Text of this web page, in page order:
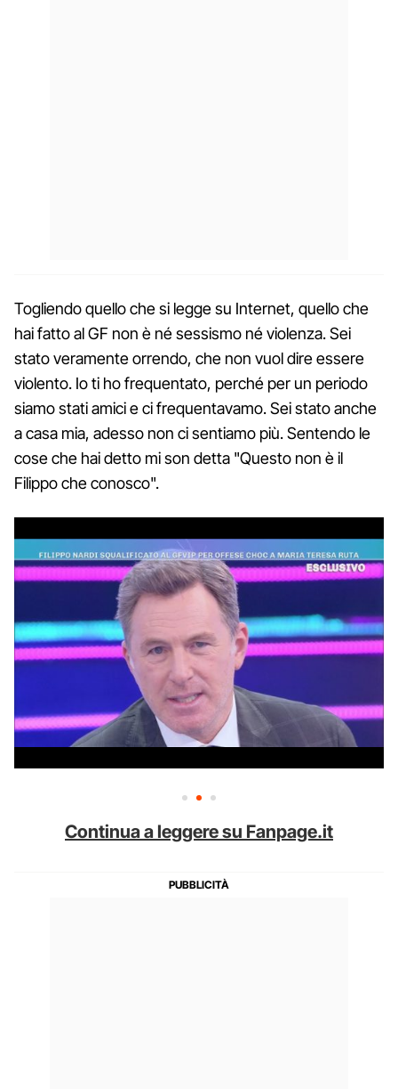
Togliendo quello che si legge su Internet, quello che
hai fatto al GF non è né sessismo né violenza. Sei
stato veramente orrendo, che non vuol dire essere
violento. Io ti ho frequentato, perché per un periodo
siamo stati amici e ci frequentavamo. Sei stato anche
a casa mia, adesso non ci sentiamo più. Sentendo le
cose che hai detto mi son detta "Questo non è il
Filippo che conosco".
Continua a leggere su Fanpage.it